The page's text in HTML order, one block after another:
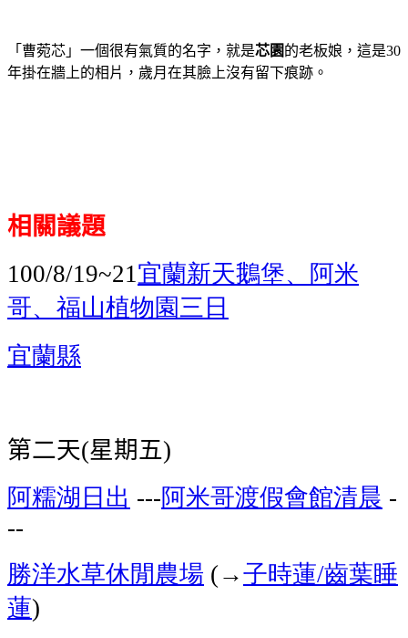
「曹菀芯」一個很有氣質的名字，就是芯園的老板娘，這是30
年掛在牆上的相片，歲月在其臉上沒有留下痕跡。
相關議題
100/8/19~21 宜蘭新天鵝堡、阿米
哥、福山植物園三日
宜蘭縣
第二天(星期五)
阿糯湖日出 ---阿米哥渡假會館清晨 -
--
勝洋水草休閒農場 (→子時蓮/齒葉睡
蓮)